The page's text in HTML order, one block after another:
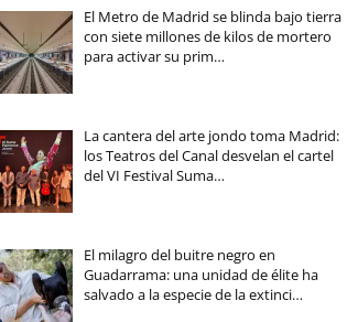
El Metro de Madrid se blinda bajo tierra
con siete millones de kilos de mortero
para activar su prim…
La cantera del arte jondo toma Madrid:
los Teatros del Canal desvelan el cartel
del VI Festival Suma…
El milagro del buitre negro en
Guadarrama: una unidad de élite ha
salvado a la especie de la extinci…